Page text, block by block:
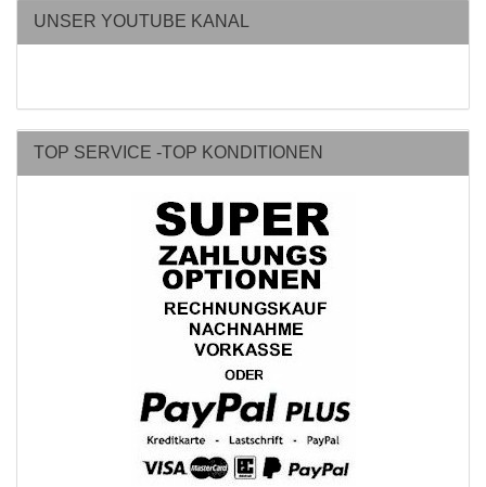
UNSER YOUTUBE KANAL
TOP SERVICE -TOP KONDITIONEN